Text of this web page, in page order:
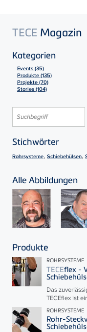
TECE Magazin
Kategorien
Events (35)
Produkte (135)
Projekte (70)
Stories (104)
Stichwörter
Rohrsysteme, Schiebehülsen,
Alle Abbildungen
Produkte
ROHRSYSTEME
TECEflex -
Das
TECEflex ist
ROHRSYSTEME
Rohr-